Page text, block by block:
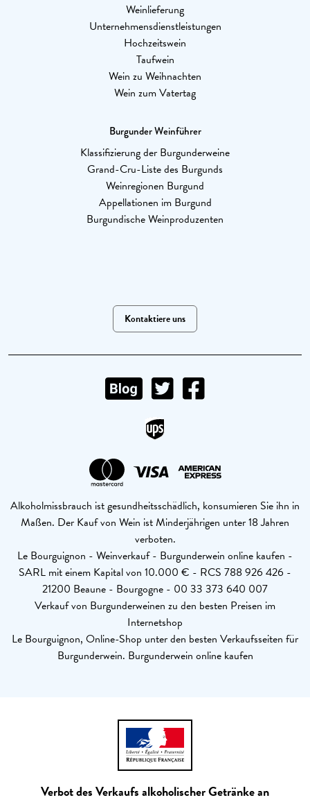
Weinlieferung
Unternehmensdienstleistungen
Hochzeitswein
Taufwein
Wein zu Weihnachten
Wein zum Vatertag
Burgunder Weinführer
Klassifizierung der Burgunderweine
Grand-Cru-Liste des Burgunds
Weinregionen Burgund
Appellationen im Burgund
Burgundische Weinproduzenten
Kontaktiere uns
Alkoholmissbrauch ist gesundheitsschädlich, konsumieren Sie ihn in
Maßen. Der Kauf von Wein ist Minderjährigen unter 18 Jahren
verboten.
Le Bourguignon - Weinverkauf - Burgunderwein online kaufen -
SARL mit einem Kapital von 10.000 € - RCS 788 926 426 -
21200 Beaune - Bourgogne - 00 33 373 640 007
Verkauf von Burgunderweinen zu den besten Preisen im
Internetshop
Le Bourguignon, Online-Shop unter den besten Verkaufsseiten für
Burgunderwein. Burgunderwein online kaufen
Verbot des Verkaufs alkoholischer Getränke an